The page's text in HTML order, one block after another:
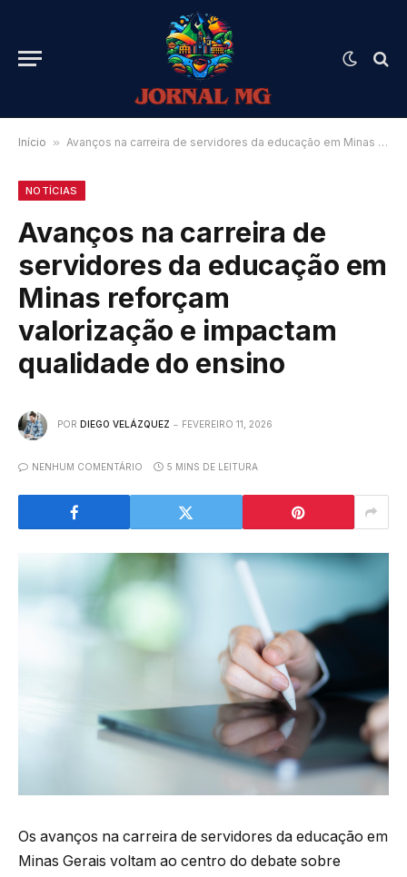
Início » Avanços na carreira de servidores da educação em Minas reforçam valorização e impactam qualidade do ensino
NOTÍCIAS
Avanços na carreira de
servidores da educação em
Minas reforçam
valorização e impactam
qualidade do ensino
POR DIEGO VELÁZQUEZ FEVEREIRO 11, 2026
NENHUM COMENTÁRIO 5 MINS DE LEITURA
Os avanços na carreira de servidores da educação em
Minas Gerais voltam ao centro do debate sobre